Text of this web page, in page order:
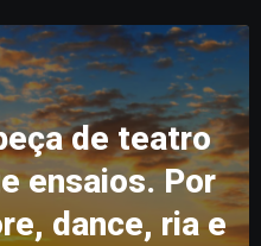
de teatro
ensaios. Por
dance, ria e